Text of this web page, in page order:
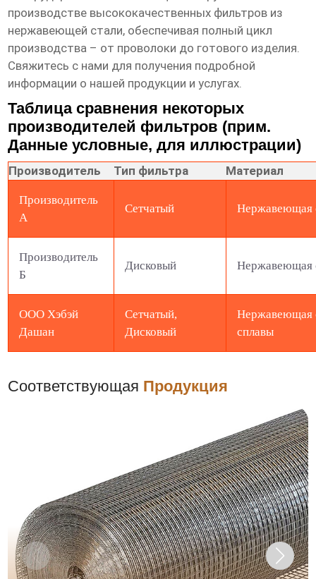
производстве высококачественных фильтров из
нержавеющей стали, обеспечивая полный цикл
производства – от проволоки до готового изделия.
Свяжитесь с нами для получения подробной
информации о нашей продукции и услугах.
Таблица сравнения некоторых
производителей фильтров (прим.
Данные условные, для иллюстрации)
Производитель Тип фильтра Материал
Производитель
А
Сетчатый Нержавеющая
Производитель
Б
Дисковый Нержавеющая
ООО Хэбэй
Дашан
Сетчатый,
Дисковый
Нержавеющая
сплавы
Соответствующая Продукция